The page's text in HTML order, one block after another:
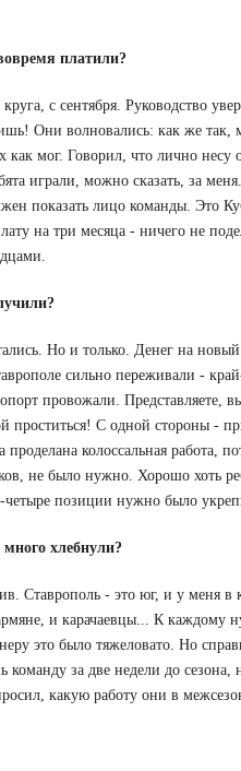
платили?
с сентября. Руководство
Они волновались: как же
как мог. Говорил, что лично
играли, можно сказать, за
показать лицо команды. Это
на три месяца - ничего не
Но и только. Денег на
сильно переживали -
провожали. Представляете,
проститься! С одной стороны -
проделана колоссальная работа,
не было нужно. Хорошо хоть
четыре позиции нужно было
хлебнули?
Ставрополь - это юг, и у меня
и карачаевцы... К каждому
это было тяжеловато. Но
команду за две недели до
какую работу они в